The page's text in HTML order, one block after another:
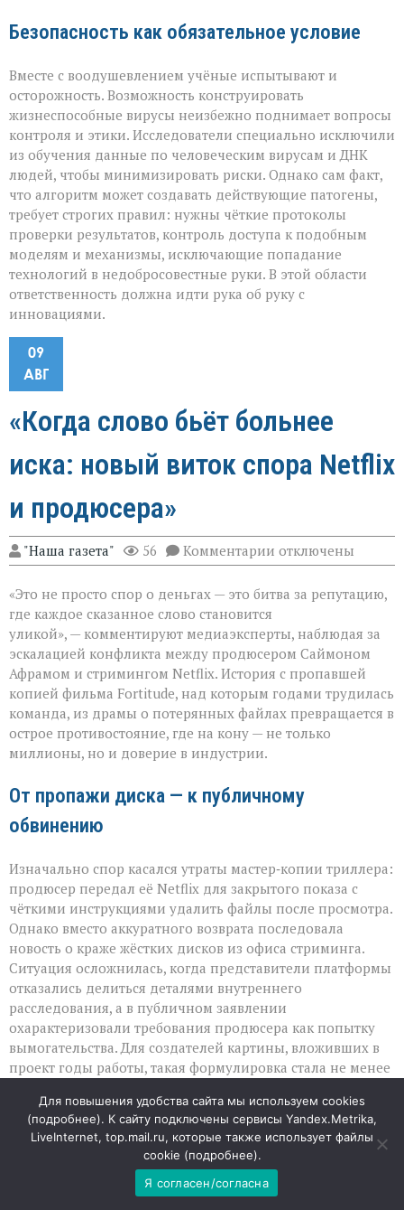
Безопасность как обязательное условие
Вместе с воодушевлением учёные испытывают и
осторожность. Возможность конструировать
жизнеспособные вирусы неизбежно поднимает вопросы
контроля и этики. Исследователи специально исключили
из обучения данные по человеческим вирусам и ДНК
людей, чтобы минимизировать риски. Однако сам факт,
что алгоритм может создавать действующие патогены,
требует строгих правил: нужны чёткие протоколы
проверки результатов, контроль доступа к подобным
моделям и механизмы, исключающие попадание
технологий в недобросовестные руки. В этой области
ответственность должна идти рука об руку с
инновациями.
09
АВГ
«Когда слово бьёт больнее
иска: новый виток спора Netflix
и продюсера»
"Наша газета" 56 Комментарии к
записи
слово
больнее
иска:
новый
виток
спора
Netflix
и
продюсера»
отключены
«Это не просто спор о деньгах — это битва за репутацию,
где каждое сказанное слово становится
уликой», — комментируют медиаэксперты, наблюдая за
эскалацией конфликта между продюсером Саймоном
Афрамом и стримингом Netflix. История с пропавшей
копией фильма Fortitude, над которым годами трудилась
команда, из драмы о потерянных файлах превращается в
острое противостояние, где на кону — не только
миллионы, но и доверие в индустрии.
От пропажи диска — к публичному
обвинению
Изначально спор касался утраты мастер‑копии триллера:
продюсер передал её Netflix для закрытого показа с
чёткими инструкциями удалить файлы после просмотра.
Однако вместо аккуратного возврата последовала
новость о краже жёстких дисков из офиса стриминга.
Ситуация осложнилась, когда представители платформы
отказались делиться деталями внутреннего
расследования, а в публичном заявлении
охарактеризовали требования продюсера как попытку
вымогательства. Для создателей картины, вложивших в
проект годы работы, такая формулировка стала не менее
Клевета как новый пункт иска
Теперь в центре внимания — не столько пропажа
носителя, сколько сила публичного слова. Афрам
Для повышения удобства сайта мы используем cookies
(подробнее). К сайту подключены сервисы Yandex.Metrika,
LiveInternet, top.mail.ru, которые также использует файлы
cookie (подробнее).
Я согласен/согласна